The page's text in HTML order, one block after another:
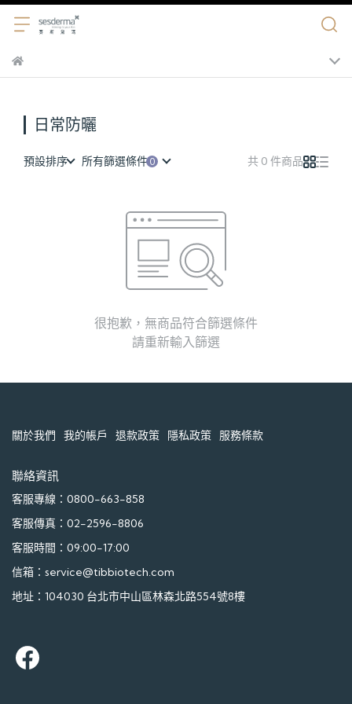
日常防曬
預設排序 所有篩選條件 共 0 件商品
很抱歉，無商品符合篩選條件
請重新輸入篩選
關於我們 我的帳戶 退款政策 隱私政策 服務條款
聯絡資訊
客服專線：0800-663-858
客服傳真：02-2596-8806
客服時間：09:00-17:00
信箱：service@tibbiotech.com
地址：104030 台北市中山區林森北路554號8樓